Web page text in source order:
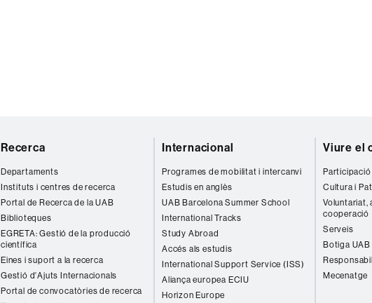
Recerca
Departaments
Instituts i centres de recerca
Portal de Recerca de la UAB
Biblioteques
EGRETA: Gestió de la producció
científica
Eines i suport a la recerca
Gestió d'Ajuts Internacionals
Portal de convocatòries de recerca
Internacional
Programes de mobilitat i intercanvi
Estudis en anglès
UAB Barcelona Summer School
International Tracks
Study Abroad
Accés als estudis
International Support Service (ISS)
Aliança europea ECIU
Horizon Europe
Viure el
Cultura i
Voluntariat,
cooperació
Serveis
Botiga UAB
Mecenatge